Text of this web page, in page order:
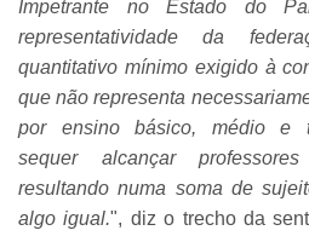
Impetrante no Estado do
representatividade da
quantitativo mínimo exigido à
que não representa
por ensino básico, médio e
sequer alcançar
resultando numa soma de
algo igual.", diz o trecho da